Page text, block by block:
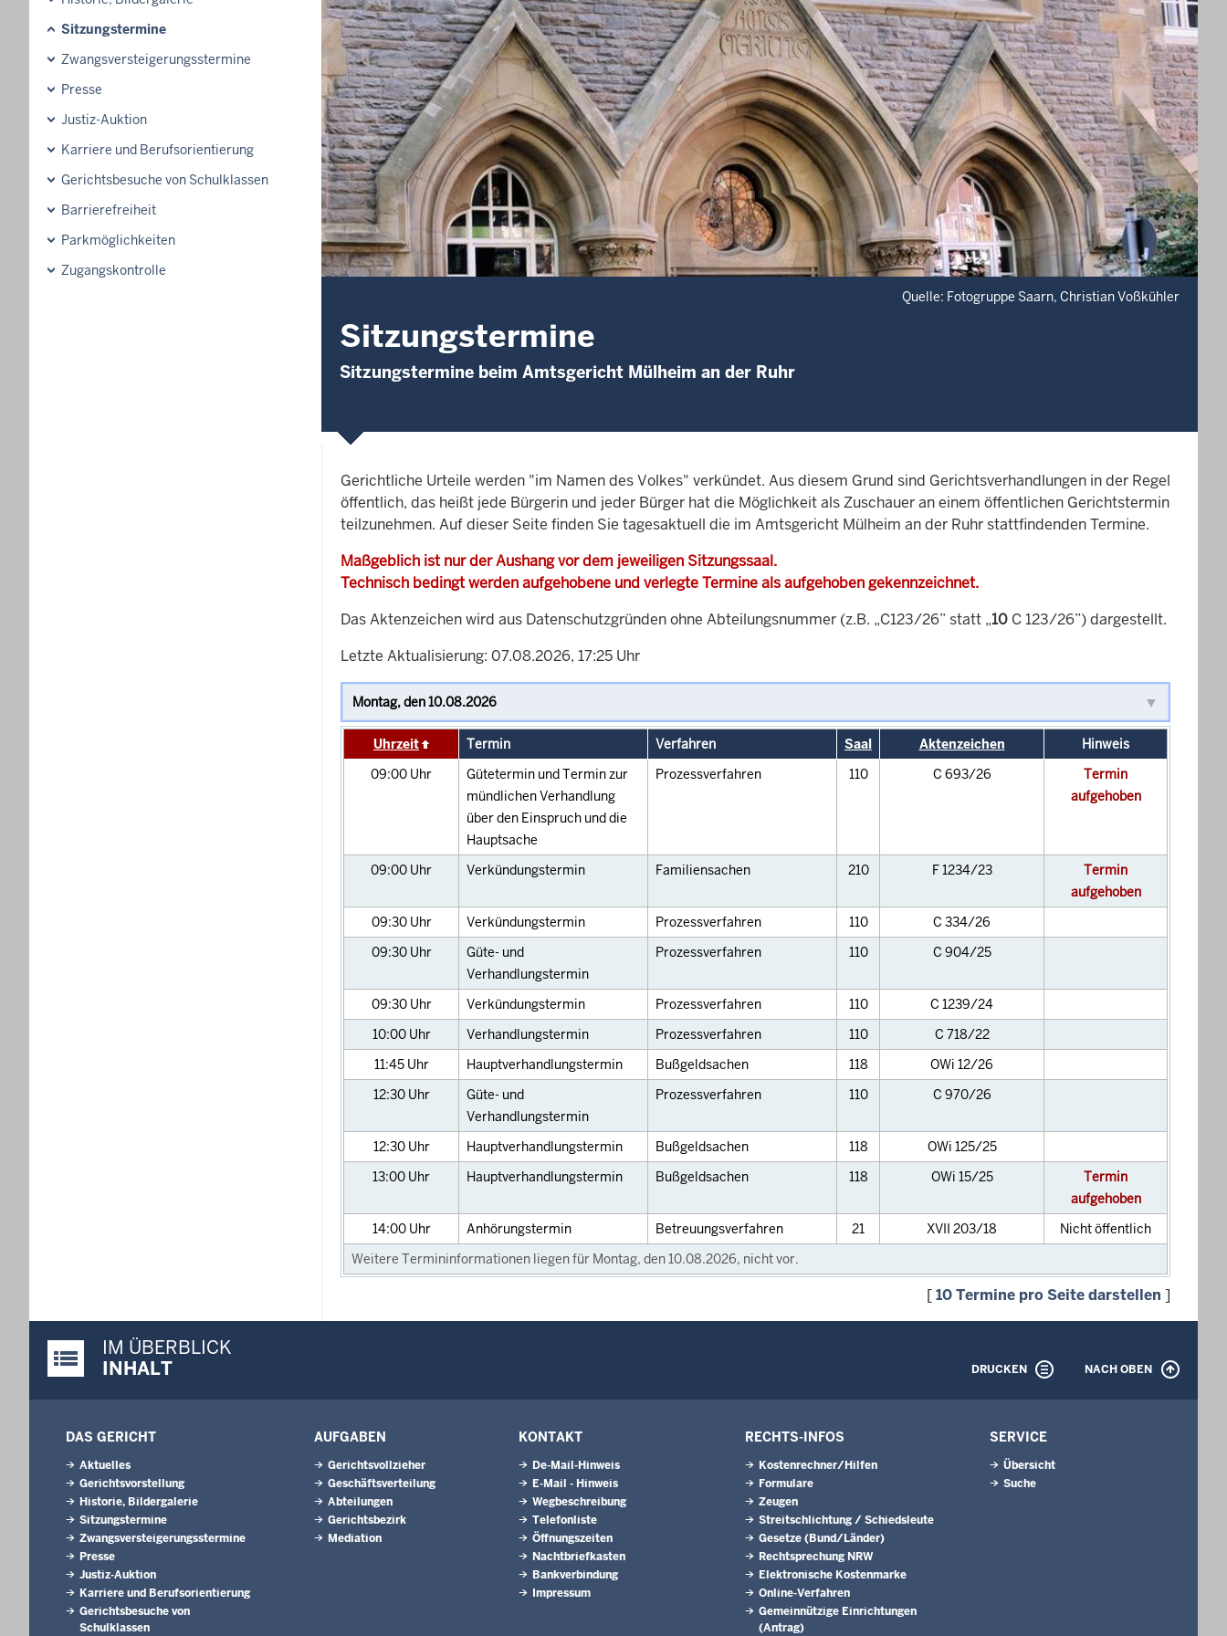
Sitzungstermine
Zwangsversteigerungsstermine
Presse
Justiz-Auktion
Karriere und Berufsorientierung
Gerichtsbesuche von Schulklassen
Barrierefreiheit
Parkmöglichkeiten
Zugangskontrolle
Quelle: Fotogruppe Saarn, Christian Voßkühler
Sitzungstermine
Sitzungstermine beim Amtsgericht Mülheim an der Ruhr
Gerichtliche Urteile werden "im Namen des Volkes" verkündet. Aus diesem Grund sind Gerichtsverhandlungen in der Regel
öffentlich, das heißt jede Bürgerin und jeder Bürger hat die Möglichkeit als Zuschauer an einem öffentlichen Gerichtstermin
teilzunehmen. Auf dieser Seite finden Sie tagesaktuell die im Amtsgericht Mülheim an der Ruhr stattfindenden Termine.
Maßgeblich ist nur der Aushang vor dem jeweiligen Sitzungssaal.
Technisch bedingt werden aufgehobene und verlegte Termine als aufgehoben gekennzeichnet.
Das Aktenzeichen wird aus Datenschutzgründen ohne Abteilungsnummer (z.B. „C123/26” statt „10 C 123/26”) dargestellt.
Letzte Aktualisierung: 07.08.2026, 17:25 Uhr
Uhrzeit Termin Verfahren Saal Aktenzeichen
Hinweis
09:00 Uhr
Gütetermin und Termin zur
mündlichen Verhandlung
über den Einspruch und die
Hauptsache
Prozessverfahren 110 C 693/26
Termin
aufgehoben
09:00 Uhr Verkündungstermin Familiensachen 210 F 1234/23
Termin
aufgehoben
09:30 Uhr Verkündungstermin Prozessverfahren 110
C 334/26
09:30 Uhr
Güte- und
Verhandlungstermin
Prozessverfahren 110 C 904/25
09:30 Uhr Verkündungstermin Prozessverfahren 110
C 1239/24
10:00 Uhr Verhandlungstermin Prozessverfahren 110
C 718/22
11:45 Uhr Hauptverhandlungstermin Bußgeldsachen 118
OWi 12/26
12:30 Uhr
Güte- und
Verhandlungstermin
Prozessverfahren 110 C 970/26
12:30 Uhr Hauptverhandlungstermin Bußgeldsachen 118
OWi 125/25
13:00 Uhr Hauptverhandlungstermin Bußgeldsachen 118 OWi 15/25
Termin
aufgehoben
14:00 Uhr Anhörungstermin Betreuungsverfahren 21 XVII 203/18
Nicht öffentlich
Weitere Termininformationen liegen für Montag, den 10.08.2026, nicht vor.
[10 Termine pro Seite darstellen ]
Justiz-Portal im Überblick:
IM ÜBERBLICK
INHALT
DRUCKEN NACH OBEN
DAS GERICHT
Aktuelles
Gerichtsvorstellung
Historie, Bildergalerie
Sitzungstermine
Zwangsversteigerungsstermine
Presse
Justiz-Auktion
Karriere und Berufsorientierung
Gerichtsbesuche von
Schulklassen
AUFGABEN
Gerichtsvollzieher
Geschäftsverteilung
Abteilungen
Gerichtsbezirk
Mediation
KONTAKT
De-Mail-Hinweis
E-Mail - Hinweis
Wegbeschreibung
Telefonliste
Öffnungszeiten
Nachtbriefkasten
Bankverbindung
Impressum
RECHTS-INFOS
Kostenrechner/Hilfen
Formulare
Zeugen
Streitschlichtung / Schiedsleute
Gesetze (Bund/Länder)
Rechtsprechung NRW
Elektronische Kostenmarke
Online-Verfahren
Gemeinnützige Einrichtungen
(Antrag)
SERVICE
Übersicht
Suche